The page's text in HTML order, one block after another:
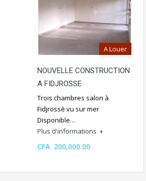
A Louer
NOUVELLE CONSTRUCTION
A FIDJROSSE
Trois chambres salon à
Fidjrossè vu sur mer
Disponible…
Plus d'informations
CFA 200,000.00